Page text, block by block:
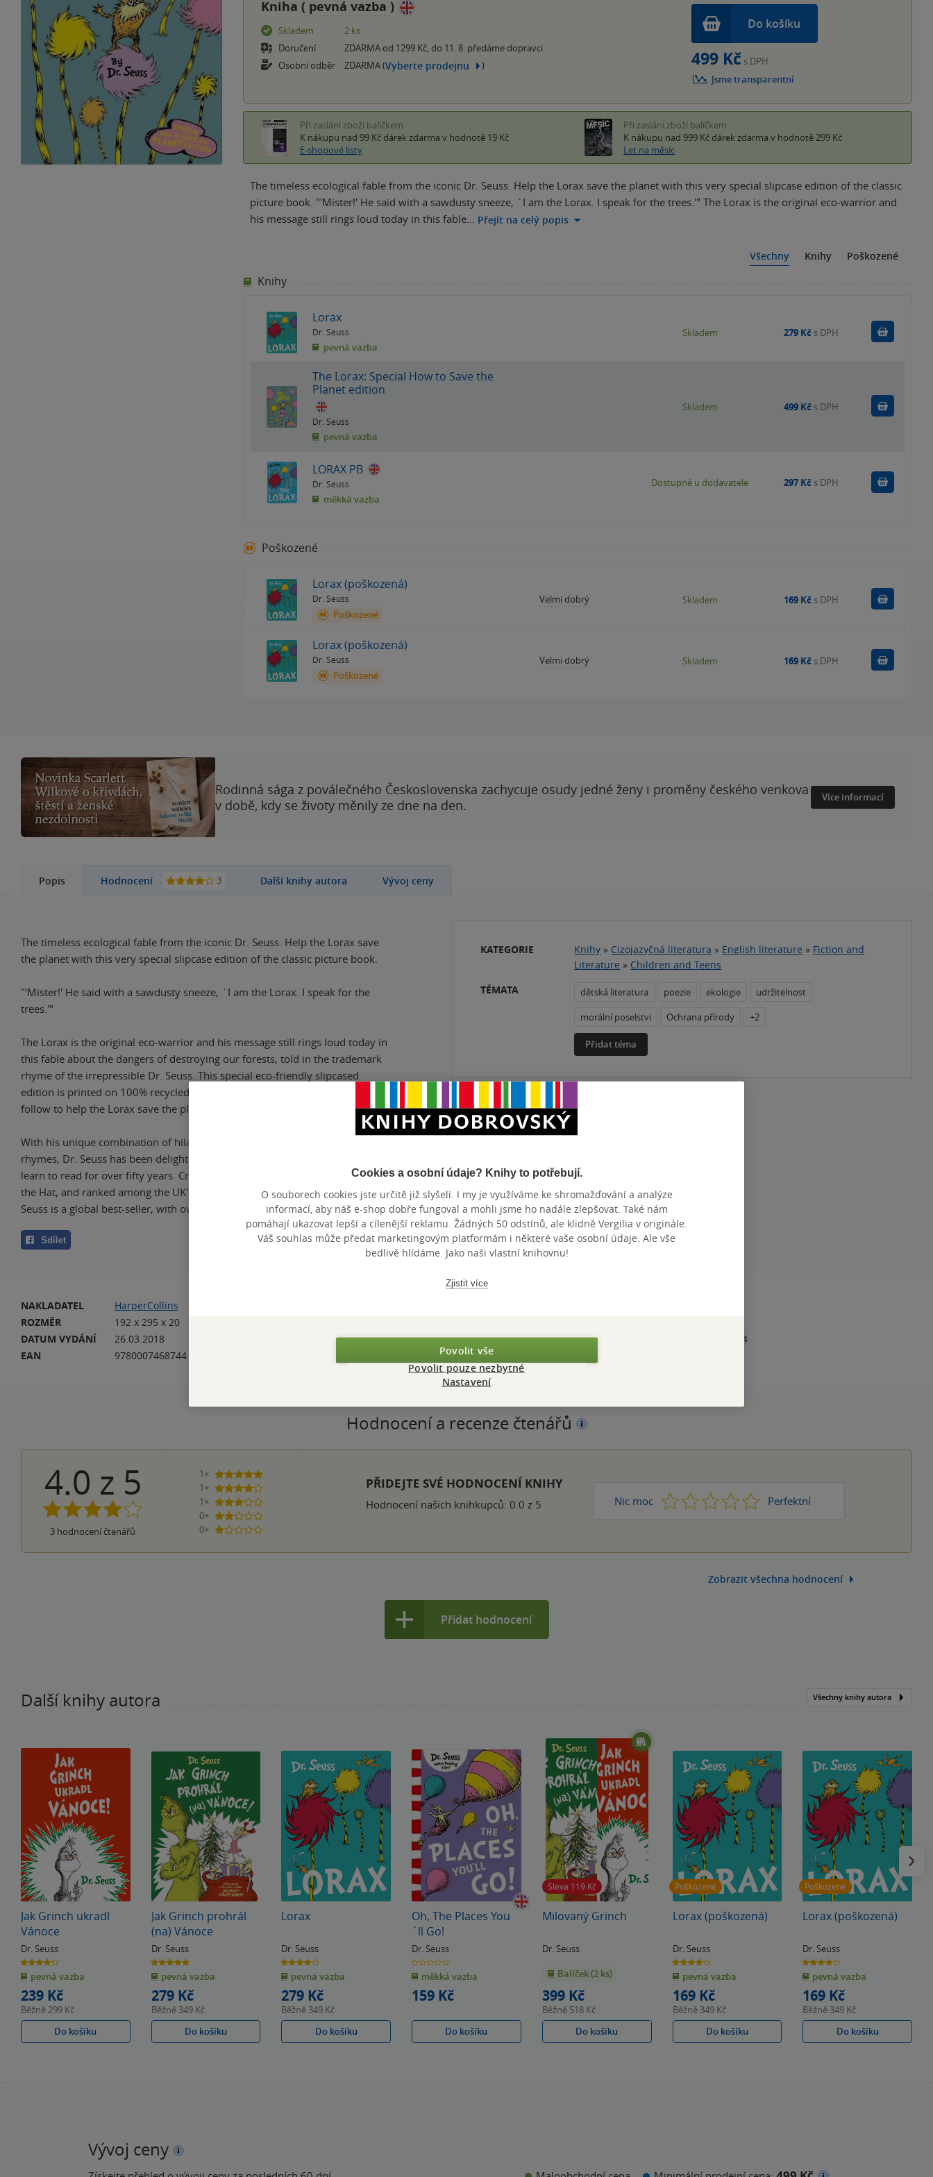
Kniha ( pevná vazba )
Skladem
2 ks
Doručení
ZDARMA od 1299 Kč, do 11. 8. předáme dopravci
Osobní odběr
ZDARMA (Vyberte prodejnu )
Do košíku
499 Kč s DPH
Jsme transparentní
Při zaslání zboží balíčkem
K nákupu nad 99 Kč dárek zdarma v hodnotě 19 Kč
E-shopové listy
Při zaslání zboží balíčkem
K nákupu nad 999 Kč dárek zdarma v hodnotě 299 Kč
Let na měsíc
The timeless ecological fable from the iconic Dr. Seuss. Help the Lorax save the planet with this very special slipcase edition of the classic
picture book. "'Mister!' He said with a sawdusty sneeze, `I am the Lorax. I speak for the trees.'" The Lorax is the original eco-warrior and
his message still rings loud today in this fable… Přejít na celý popis
Všechny Knihy Poškozené
Knihy
Lorax
Dr. Seuss
pevná vazba
Skladem 279 Kč s DPH
The Lorax: Special How to Save the
Planet edition
Dr. Seuss
pevná vazba
Skladem 499 Kč s DPH
LORAX PB
Dr. Seuss
měkká vazba
Dostupné u dodavatele 297 Kč s DPH
Poškozené
Lorax (poškozená)
Dr. Seuss
Poškozené
Velmi dobrý Skladem 169 Kč s DPH
Lorax (poškozená)
Dr. Seuss
Poškozené
Velmi dobrý Skladem 169 Kč s DPH
Rodinná sága z poválečného Československa zachycuje osudy jedné ženy i proměny českého venkova
v době, kdy se životy měnily ze dne na den.
Více informací
Popis Hodnocení 3 Další knihy autora Vývoj ceny
The timeless ecological fable from the iconic Dr. Seuss. Help the Lorax save
the planet with this very special slipcase edition of the classic picture book.
"'Mister!' He said with a sawdusty sneeze, `I am the Lorax. I speak for the
trees.'"
The Lorax is the original eco-warrior and his message still rings loud today in
this fable about the dangers of destroying our forests, told in the trademark
rhyme of the irrepressible Dr. Seuss. This special eco-friendly slipcased
edition is printed on 100% recycled paper, and contains some easy tips to
follow to help the Lorax save the planet.
With his unique combination of hilarious stories, zany pictures and riotous
rhymes, Dr. Seuss has been delighting young children and helping them
learn to read for over fifty years. Creator of the wonderfully anarchic Cat in
the Hat, and ranked among the UK's top ten favourite children's authors, Dr.
Seuss is a global best-seller, with over half a billion books sold worldwide.
Sdílet
KATEGORIE Knihy » Cizojazyčná literatura » English literature » Fiction and
Literature » Children and Teens
TÉMATA
dětská literatura poezie ekologie
udržitelnost
morální poselství
Ochrana přírody +2
Přidat téma
NAKLADATEL
HarperCollins
ROZMĚR
192 x 295 x 20
DATUM VYDÁNÍ
26.03.2018
EAN
9780007468744
angličtina
ISBN
978-0-00-746874-4
Hodnocení a recenze čtenářů
4.0 z 5
3 hodnocení čtenářů
1×
5 hvězdiček
1×
4 hvězdičky
1×
3 hvězdičky
0×
2 hvězdičky
0×
1 hvezdička
PŘIDEJTE SVÉ HODNOCENÍ KNIHY
Hodnocení našich knihkupců: 0.0 z 5 Nic moc 1 2 3 4 Perfektní
5
Zobrazit všechna hodnocení
Přidat hodnocení
Další knihy autora Všechny knihy autora
Jak Grinch ukradl
Vánoce
Dr. Seuss
4.3
z
5
hvězdiček
pevná vazba
239 Kč
Běžně299 Kč
Do košíku
Jak Grinch prohrál
(na) Vánoce
Dr. Seuss
4.9
z
5
hvězdiček
pevná vazba
279 Kč
Běžně 349 Kč
Do košíku
Lorax
Dr. Seuss
4.0
z
5
hvězdiček
pevná vazba
279 Kč
Běžně 349 Kč
Do košíku
Oh, The Places You
´ll Go!
Dr. Seuss
0.0
z
5
hvězdiček
měkká vazba
159 Kč
Do košíku
Sleva 119 Kč
Milovaný Grinch
Dr. Seuss
Balíček (2 ks)
399 Kč
Běžně 518 Kč
Do košíku
Poškozené
Lorax (poškozená)
Dr. Seuss
4.0
z
5
hvězdiček
pevná vazba
169 Kč
Běžně 349 Kč
Do košíku
Poškozené
Lorax (poškozená)
Dr. Seuss
4.0
z
5
hvězdiček
pevná vazba
169 Kč
Běžně 349 Kč
Do košíku
Vývoj ceny
Cookies a osobní údaje? Knihy to potřebují.
O souborech cookies jste určitě již slyšeli. I my je využíváme ke shromažďování a analýze
informací, aby náš e-shop dobře fungoval a mohli jsme ho nadále zlepšovat. Také nám
pomáhají ukazovat lepší a cílenější reklamu. Žádných 50 odstínů, ale klidně Vergilia v originále.
Váš souhlas může předat marketingovým platformám i některé vaše osobní údaje. Ale vše
bedlivě hlídáme. Jako naši vlastní knihovnu!
Zjistit více
Povolit vše
Povolit pouze nezbytné
Nastavení